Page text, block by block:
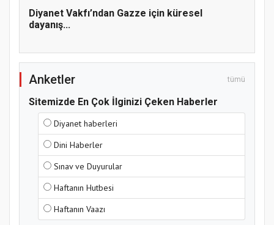
Diyanet Vakfı’ndan Gazze için küresel
dayanış...
Anketler tümü
Sitemizde En Çok İlginizi Çeken Haberler
Diyanet haberleri
Dini Haberler
Sınav ve Duyurular
Haftanın Hutbesi
Haftanın Vaazı